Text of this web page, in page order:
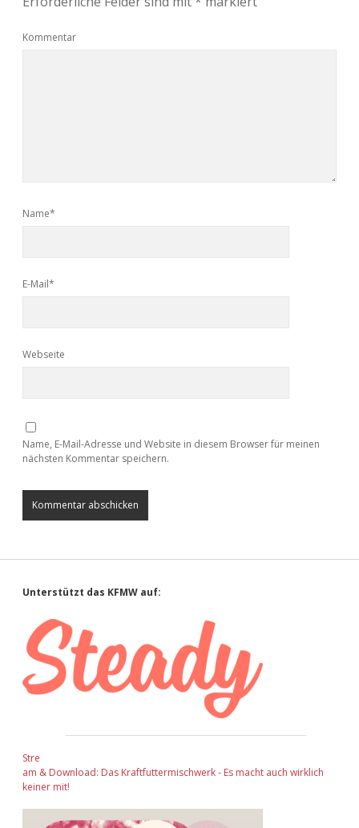
Kommentar
Name*
E-Mail*
Webseite
Name, E-Mail-Adresse und Website in diesem Browser für meinen
nächsten Kommentar speichern.
Sidebar
Unterstützt das KFMW auf:
Stre
am & Download: Das Kraftfuttermischwerk - Es macht auch wirklich
keiner mit!